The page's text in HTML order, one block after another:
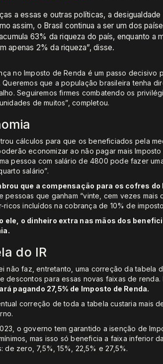
a essas e outras políticas, a
assim, o Brasil continua a ser um dos
63% da riqueza do país, enquanto a
apenas 2% da riqueza”, disse.
no Imposto de Renda é um passo decisivo
Queremos que a população brasileira tenha
Seguiremos firmes combatendo os
de muitos”, completou.
cálculos para que os beneficiados pela
economizar ao não pagar mais
pessoa com salário de 4800 pode fazer
salário”.
que a compensação para os cofres
pessoas que ganham “vinte, cem vezes
ricos incluídos na cobrança de 10% de
ele, o dinheiro extra nas mãos dos
do IR
não faz, entretanto, uma correção da tabela
descontos para essas novas faixas de renda.
pagando 27,5% de Imposto de Renda.
correção de toda a tabela custaria mais
o governo tem garantido a isenção de
mas isso só beneficia a faixa inferior
de zero, 7,5%, 15%, 22,5% e 27,5%.